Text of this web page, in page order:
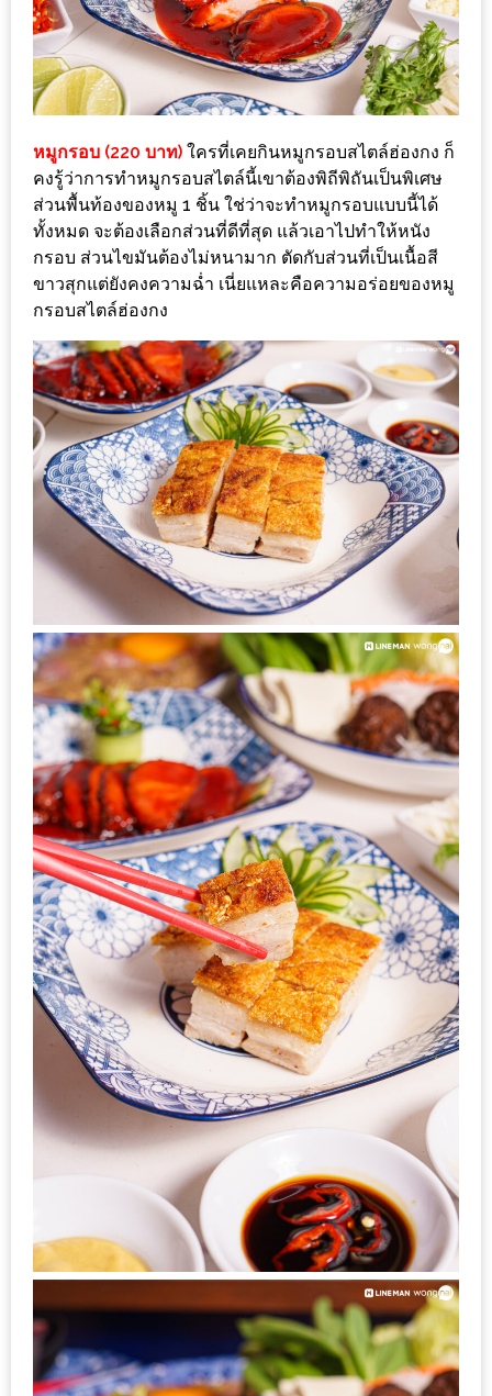
เด็ด
สำหรับ
คุณ
แม่
ที่รัก
2560
สบาย
ใจ๋…
สไตล์
นิมมาน
(ดี
คอน
โด
นิม)
เชียงใหม่
ส่วนลด
พิเศษ
อาหาร
ใน
เชียงใหม่
หนาว
นัก
ใช่
ไหม?
แวะ
ไป
ผิง
ไฟ
ปิ้ง
มาร์ช
เมล
โล่
พร้อม
ที่
ที่
งาน
หมูกรอบ (220 บาท) ใครที่เคยกินหมูกรอบสไตล์ฮ่องกง ก็
คงรู้ว่าการทำหมูกรอบสไตล์นี้เขาต้องพิถีพิถันเป็นพิเศษ
ส่วนพื้นท้องของหมู 1 ชิ้น ใช่ว่าจะทำหมูกรอบแบบนี้ได้
ทั้งหมด จะต้องเลือกส่วนที่ดีที่สุด แล้วเอาไปทำให้หนัง
กรอบ ส่วนไขมันต้องไม่หนามาก ตัดกับส่วนที่เป็นเนื้อสี
ขาวสุกแต่ยังคงความฉ่ำ เนี่ยแหละคือความอร่อยของหมู
กรอบสไตล์ฮ่องกง